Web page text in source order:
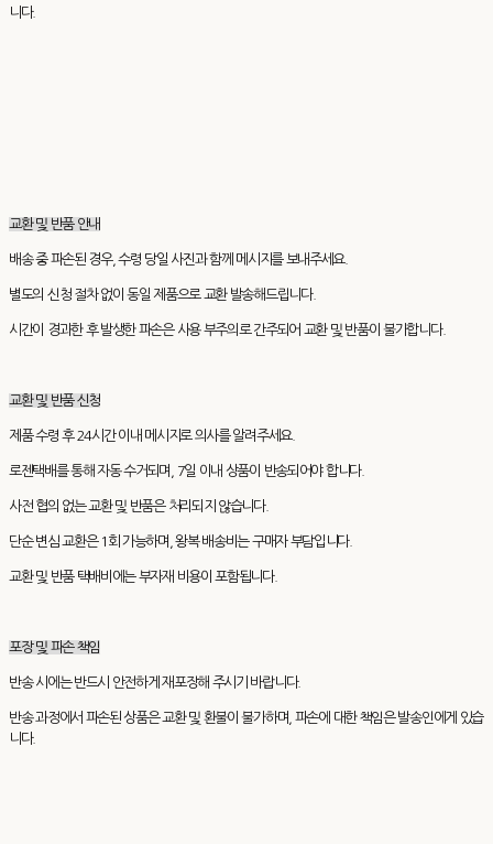
니다.
교환 및 반품 안내
배송 중 파손된 경우, 수령 당일 사진과 함께 메시지를 보내주세요.
별도의 신청 절차 없이 동일 제품으로 교환 발송해드립니다.
시간이 경과한 후 발생한 파손은 사용 부주의로 간주되어 교환 및 반품이 불가합니다.
교환 및 반품 신청
제품 수령 후 24시간 이내 메시지로 의사를 알려주세요.
로젠택배를 통해 자동 수거되며, 7일 이내 상품이 반송되어야 합니다.
사전 협의 없는 교환 및 반품은 처리되지 않습니다.
단순 변심 교환은 1회 가능하며, 왕복 배송비는 구매자 부담입니다.
교환 및 반품 택배비에는 부자재 비용이 포함됩니다.
포장 및 파손 책임
반송 시에는 반드시 안전하게 재포장해 주시기 바랍니다.
반송 과정에서 파손된 상품은 교환 및 환불이 불가하며, 파손에 대한 책임은 발송인에게 있습
니다.